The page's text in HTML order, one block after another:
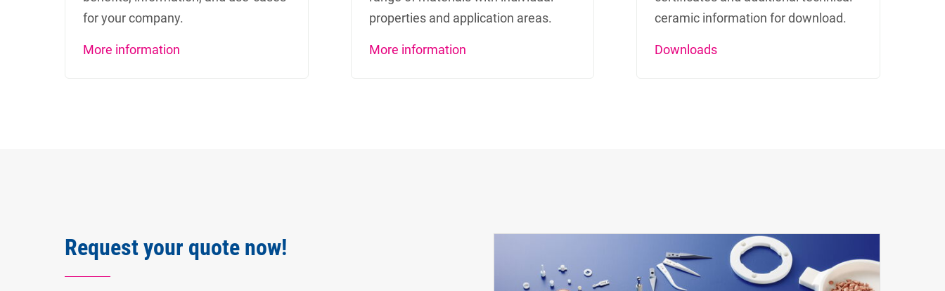
for your company.
More information
properties and application areas.
More information
ceramic information for download.
Downloads
Request your quote now!